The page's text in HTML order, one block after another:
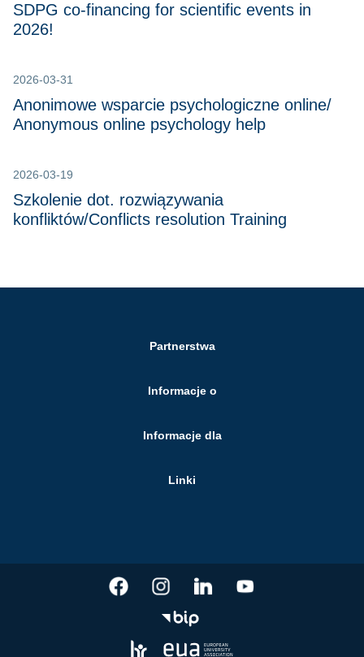
SDPG co-financing for scientific events in
2026!
2026-03-31
Anonimowe wsparcie psychologiczne online/
Anonymous online psychology help
2026-03-19
Szkolenie dot. rozwiązywania
konfliktów/Conflicts resolution Training
Partnerstwa
Informacje o
Informacje dla
Linki